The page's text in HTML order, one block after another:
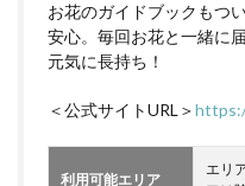
お花のガイドブックもつ
安心。毎回お花と一緒に
元気に長持ち！
＜公式サイトURL＞
利用可能エリア
エリ